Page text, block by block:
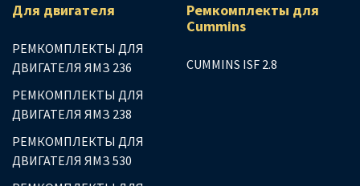
Для двигателя
РЕМКОМПЛЕКТЫ ДЛЯ
ДВИГАТЕЛЯ ЯМЗ 236
РЕМКОМПЛЕКТЫ ДЛЯ
ДВИГАТЕЛЯ ЯМЗ 238
РЕМКОМПЛЕКТЫ ДЛЯ
ДВИГАТЕЛЯ ЯМЗ 530
Ремкомплекты для
Сummins
CUMMINS ISF 2.8